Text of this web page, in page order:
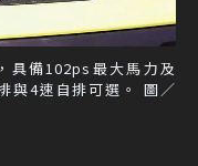
具備102ps最大馬力及
與4速自排可選。 圖／